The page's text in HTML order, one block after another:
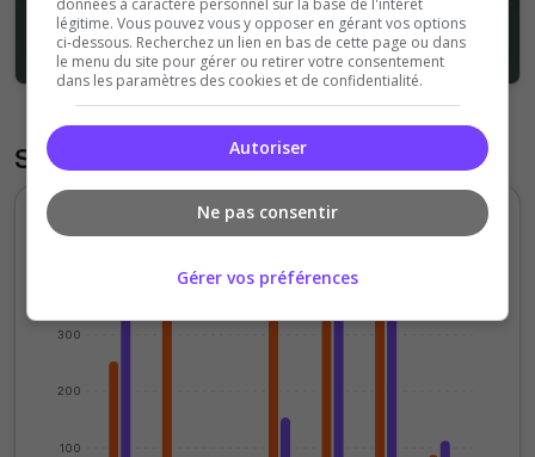
Statistiques
Votes et clics journaliers
100
200
300
données à caractère personnel sur la base de l'intérêt
légitime. Vous pouvez vous y opposer en gérant vos options
ci-dessous. Recherchez un lien en bas de cette page ou dans
le menu du site pour gérer ou retirer votre consentement
dans les paramètres des cookies et de confidentialité.
Autoriser
Ne pas consentir
Gérer vos préférences